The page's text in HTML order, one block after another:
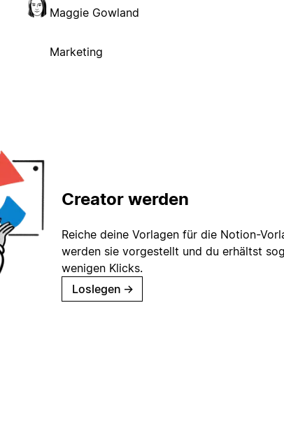
Maggie Gowland
Marketing
Creator werden
Reiche deine Vorlagen für die Notion-
werden sie vorgestellt und du erhältst
wenigen Klicks.
Loslegen →